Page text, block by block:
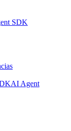
SDK
AI Agent